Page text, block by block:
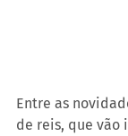
Entre as
de reis, que vão